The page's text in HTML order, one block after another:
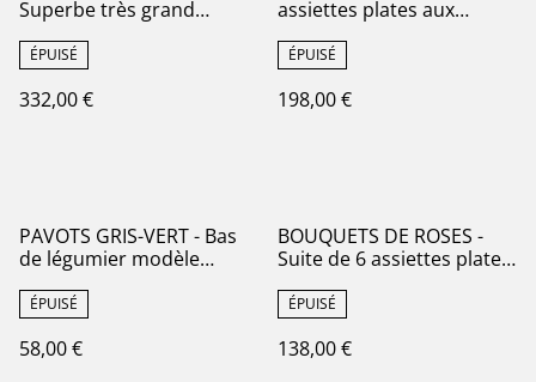
Superbe très grand
par la manufacture
française de Choisy le Roi -
Terre de Fer
ÉPUISÉ
332,00 €
assiettes plates aux
manufacture française de
Gien - Terre de Fer
ÉPUISÉ
198,00 €
PAVOTS GRIS-VERT - Bas
de légumier modèle
française Choisy le Roi (H.
Boulenger) - Terre de Fer
ÉPUISÉ
58,00 €
BOUQUETS DE ROSES -
Suite de 6 assiettes plates
Fer
ÉPUISÉ
138,00 €